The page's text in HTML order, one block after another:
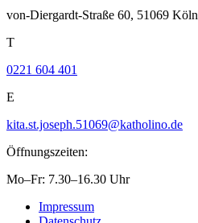
von-Diergardt-Straße 60, 51069 Köln
T
0221 604 401
E
kita.st.joseph.51069@katholino.de
Öffnungszeiten:
Mo–Fr: 7.30–16.30 Uhr
Impressum